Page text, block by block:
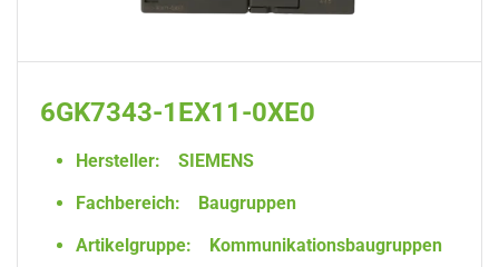
6GK7343-1EX11-0XE0
Hersteller:
SIEMENS
Fachbereich:
Baugruppen
Artikelgruppe:
Kommunikationsbaugruppen